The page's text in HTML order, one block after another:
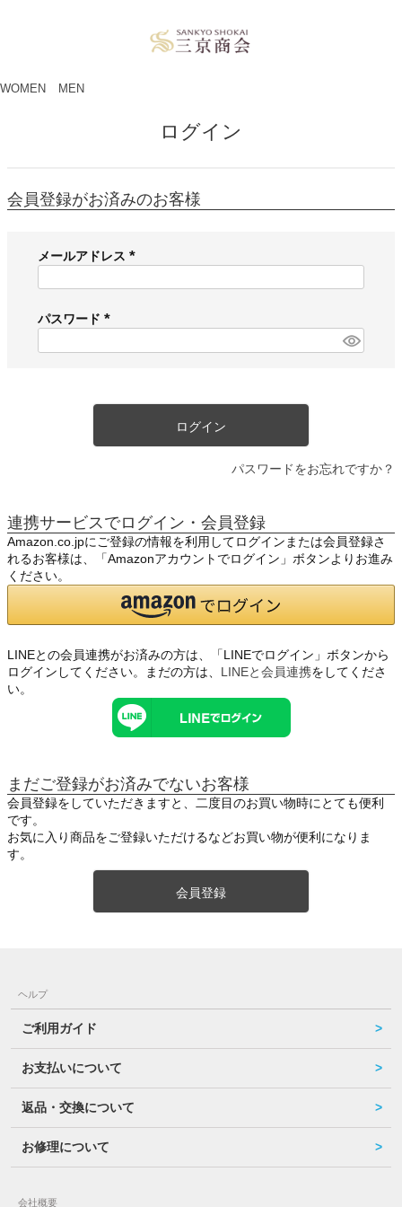
WOMEN MEN
ログイン
会員登録がお済みのお客様
メールアドレス
必
)
パスワード
必
ログイン
パスワードをお忘れですか？
連携サービスでログイン・会員登録
Amazon.co.jpにご登録の情報を利用してログインまたは会員登録さ
れるお客様は、「Amazonアカウントでログイン」ボタンよりお進み
ください。
LINEとの会員連携がお済みの方は、「LINEでログイン」ボタンから
ログインしてください。まだの方は、 LINEと会員連携をしてくださ
い。
まだご登録がお済みでないお客様
会員登録をしていただきますと、二度目のお買い物時にとても便利
です。
お気に入り商品をご登録いただけるなどお買い物が便利になりま
す。
会員登録
ヘルプ
ご利用ガイド
お支払いについて
返品・交換について
お修理について
会社概要